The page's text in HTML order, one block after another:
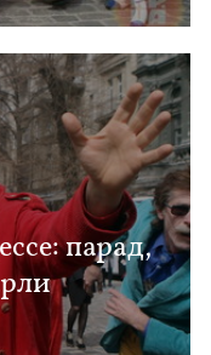
парад,